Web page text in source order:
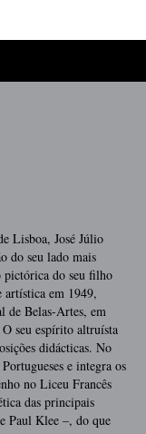
Lisboa, José Júlio
do seu lado mais
pictórica do seu filho
artística em 1949,
de Belas-Artes, em
seu espírito altruísta
didácticas. No
e integra os
no Liceu Francês
das principais
Paul Klee –, do que